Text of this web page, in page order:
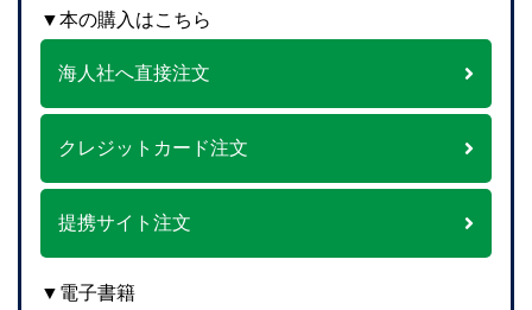
▼本の購入はこちら
海人社へ直接注文
クレジットカード注文
提携サイト注文
▼電子書籍